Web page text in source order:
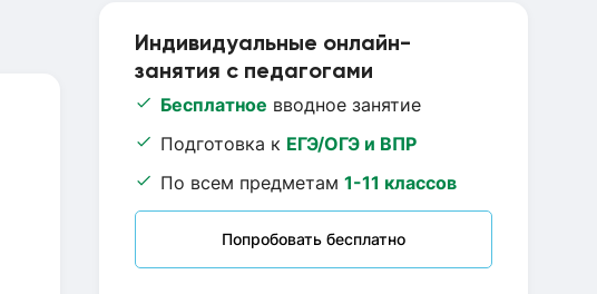
Индивидуальные онлайн-
занятия с педагогами
Бесплатное вводное занятие
Подготовка к ЕГЭ/ОГЭ и ВПР
По всем предметам 1-11 классов
Попробовать бесплатно